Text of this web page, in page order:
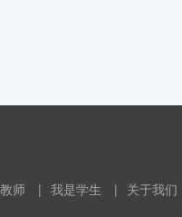
师 | 我是学生 | 关于我们